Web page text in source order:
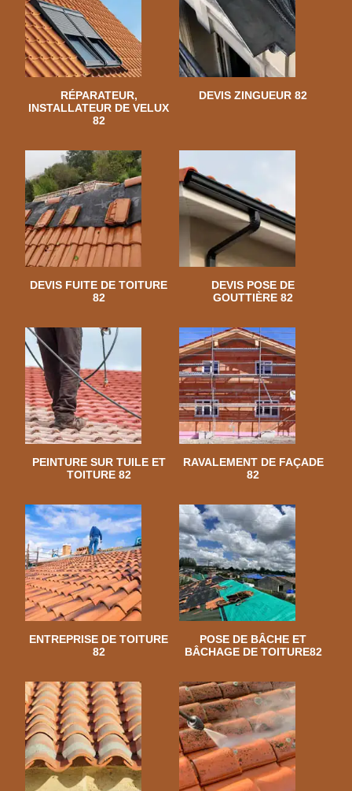
RÉPARATEUR,
INSTALLATEUR DE VELUX
82
DEVIS ZINGUEUR 82
DEVIS FUITE DE TOITURE
82
DEVIS POSE DE
GOUTTIÈRE 82
PEINTURE SUR TUILE ET
TOITURE 82
RAVALEMENT DE FAÇADE
82
ENTREPRISE DE TOITURE
82
POSE DE BÂCHE ET
BÂCHAGE DE TOITURE82